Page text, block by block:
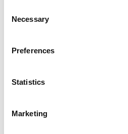
Selection
Necessary
Preferences
Statistics
Marketing